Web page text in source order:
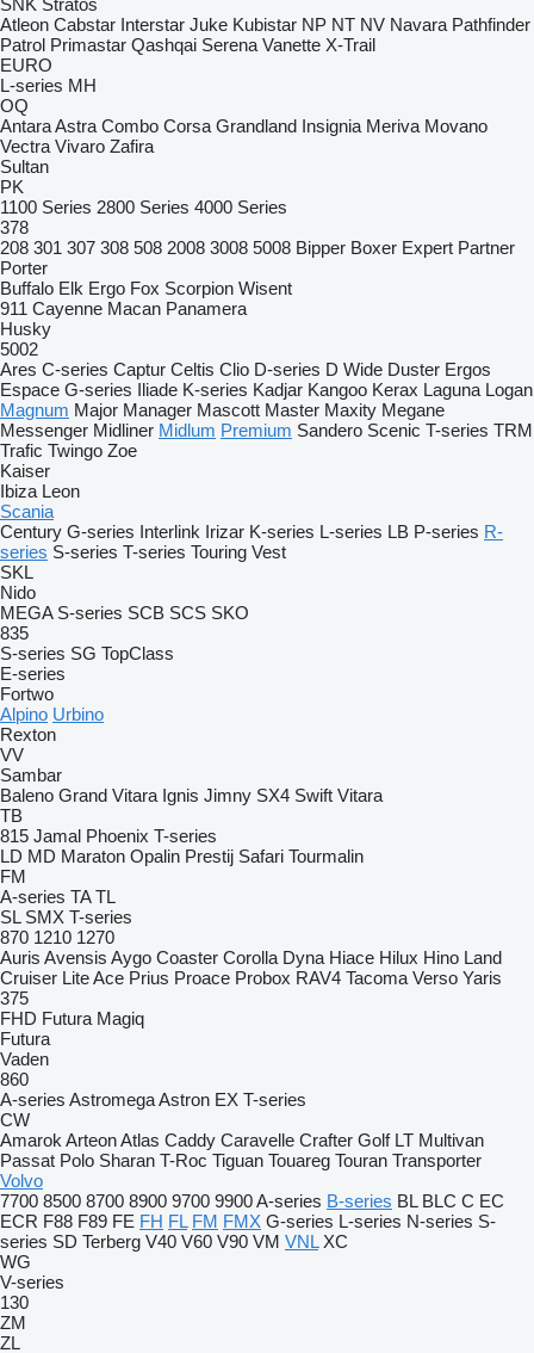
SNK Stratos
Atleon Cabstar Interstar Juke Kubistar NP NT NV Navara Pathfinder
Patrol Primastar Qashqai Serena Vanette X-Trail
EURO
L-series MH
OQ
AntaraAstra Combo Corsa Grandland Insignia Meriva Movano
Vectra Vivaro Zafira
Sultan
PK
1100 Series 2800 Series 4000 Series
378
208 301 307 308 508 2008 3008 5008 Bipper Boxer Expert Partner
Porter
Buffalo Elk Ergo Fox Scorpion Wisent
911 Cayenne Macan Panamera
Husky
5002
Ares C-series Captur Celtis Clio D-series D Wide Duster Ergos
Espace G-series Iliade K-series Kadjar Kangoo Kerax Laguna Logan
Magnum Major Manager Mascott Master Maxity Megane
Messenger Midliner Midlum Premium Sandero Scenic T-series TRM
Trafic Twingo Zoe
Kaiser
Ibiza Leon
Scania
Century G-series Interlink Irizar K-series L-series LB P-series R-
series S-series T-series Touring Vest
SKL
Nido
MEGA S-series SCB SCS SKO
835
S-series SG TopClass
E-series
Fortwo
Alpino Urbino
Rexton
VV
Sambar
Baleno Grand Vitara Ignis Jimny SX4 Swift Vitara
TB
815 Jamal Phoenix T-series
LD MD Maraton Opalin Prestij Safari Tourmalin
FM
A-series TA TL
SL SMX T-series
870 1210 1270
Auris Avensis Aygo Coaster Corolla Dyna Hiace Hilux Hino Land
Cruiser Lite Ace Prius Proace Probox RAV4 Tacoma Verso Yaris
375
FHD Futura Magiq
Futura
Vaden
860
A-series AstromegaAstron EX T-series
CW
Amarok ArteonAtlas Caddy Caravelle Crafter Golf LT Multivan
Passat Polo Sharan T-Roc Tiguan Touareg Touran Transporter
Volvo
7700 8500 8700 8900 9700 9900A-series B-series BL BLC C EC
ECR F88 F89 FE FH FL FM FMX G-series L-series N-series S-
series SD Terberg V40 V60 V90 VM VNL XC
WG
V-series
130
ZM
ZL